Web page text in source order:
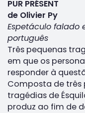
PUR PRÉSENT
de Olivier Py
Espetáculo falado
português
Três pequenas
em que os
responder à
Composta de três
tragédias de
produz ao fim de